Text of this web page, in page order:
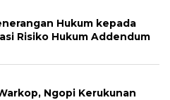
Hukum kepada
Risiko Hukum Addendum
Ngopi Kerukunan